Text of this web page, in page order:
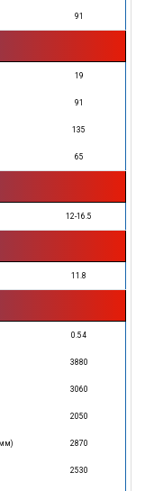
91
19
91
135
65
12-16.5
11.8
0.54
3880
3060
2050
2870
2530